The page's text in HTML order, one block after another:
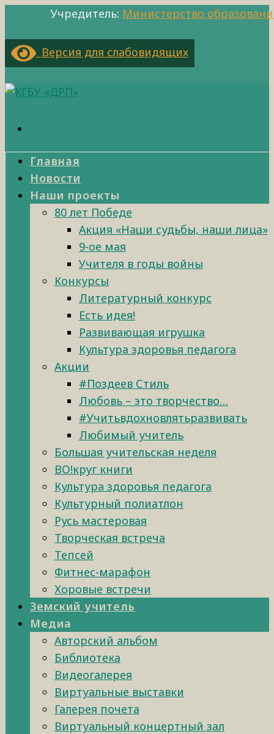
Учредитель: Министерство
Версия для слабовидящих
Главная
Новости
Наши проекты
80 лет Победе
Акция «Наши судьбы, наши лица»
9-ое мая
Учителя в годы войны
Конкурсы
Литературный конкурс
Есть идея!
Развивающая игрушка
Культура здоровья педагога
Акции
#Поздеев Стиль
Любовь – это творчество…
#Учитьвдохновлятьразвивать
Любимый учитель
Большая учительская неделя
ВО!круг книги
Культура здоровья педагога
Культурный полиатлон
Русь мастеровая
Творческая встреча
Тепсей
Фитнес-марафон
Хоровые встречи
Земский учитель
Медиа
Авторский альбом
Библиотека
Видеогалерея
Виртуальные выставки
Галерея почета
Виртуальный концертный зал